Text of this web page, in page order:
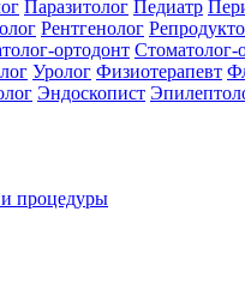
Паразитолог Педиатр
Рентгенолог
ортодонт Стоматолог-
Уролог Физиотерапевт
Эндоскопист
процедуры